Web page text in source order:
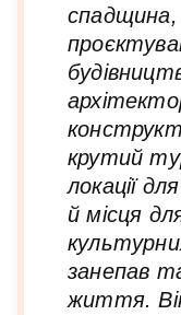
крутий
локації
й місця
занепав
життя.